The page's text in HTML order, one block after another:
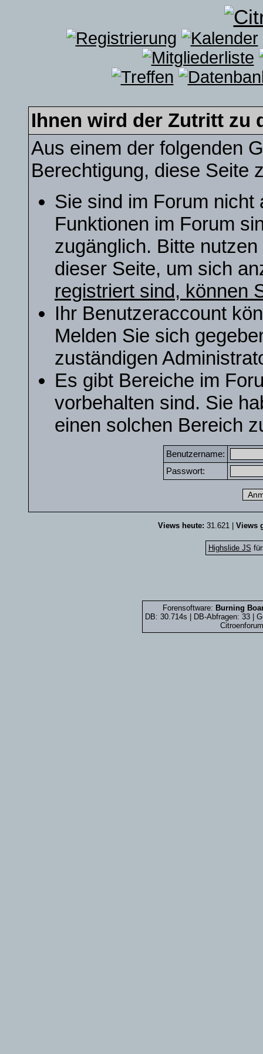
Ihnen wird der Zutritt zu
Aus einem der folgenden
Berechtigung, diese Seite
Sie sind im Forum nicht
Funktionen im Forum
zugänglich. Bitte
dieser Seite, um sich
registriert sind, können
Ihr Benutzeraccount
Melden Sie sich
zuständigen
Es gibt Bereiche im
vorbehalten sind. Sie
einen solchen Bereich
Benutzername:
Passwort:
Views heute: 31.621 | Views
Highslide JS
Forensoftware: Burning
DB: 30.714s | DB-Abfragen: 33 |